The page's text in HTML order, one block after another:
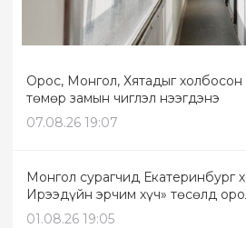
Орос, Монгол, Хятадыг холбосон
төмөр замын чиглэл нээгдэнэ
07.08.26 19:07
Монгол сурагчид Екатеринбург
Ирээдүйн эрчим хүч» төсөлд
01.08.26 19:05